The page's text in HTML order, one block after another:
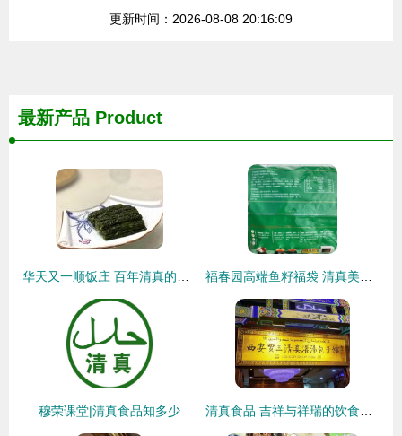
更新时间：2026-08-08 20:16:09
最新产品 Product
穆荣课堂|清真食品知多少